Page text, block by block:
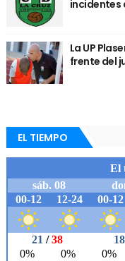
incidentes
La UP
frente del
EL TIEMPO